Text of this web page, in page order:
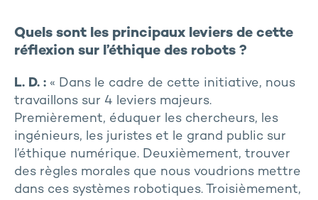
Quels sont les principaux leviers de cette
réflexion sur l’éthique des robots ?
L. D. : « Dans le cadre de cette initiative, nous
travaillons sur 4 leviers majeurs.
Premièrement, éduquer les chercheurs, les
ingénieurs, les juristes et le grand public sur
l’éthique numérique. Deuxièmement, trouver
des règles morales que nous voudrions mettre
dans ces systèmes robotiques. Troisièmement,